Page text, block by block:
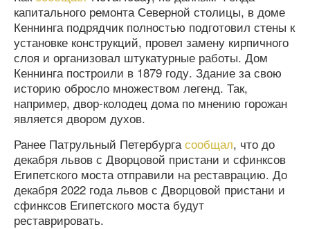
капитального ремонта Северной столицы, в доме
Кеннинга подрядчик полностью подготовил стены к
установке конструкций, провел замену кирпичного
слоя и организовал штукатурные работы. Дом
Кеннинга построили в 1879 году. Здание за свою
историю обросло множеством легенд. Так,
например, двор-колодец дома по мнению горожан
является двором духов.
Ранее Патрульный Петербургасообщал, что до
декабря львов с Дворцовой пристани и сфинксов
Египетского моста отправили на реставрацию. До
декабря 2022 года львов с Дворцовой пристани и
сфинксов Египетского моста будут
реставрировать.